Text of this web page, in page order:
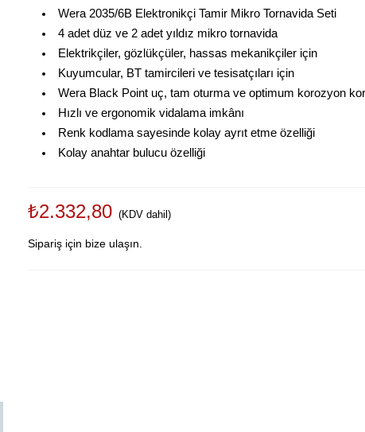
Wera 2035/6B Elektronikçi Tamir Mikro Tornavida Seti
4 adet düz ve 2 adet yıldız mikro tornavida
Elektrikçiler, gözlükçüler, hassas mekanikçiler için
Kuyumcular, BT tamircileri ve tesisatçıları için
Wera Black Point uç, tam oturma ve optimum korozyon
Hızlı ve ergonomik vidalama imkânı
Renk kodlama sayesinde kolay ayrıt etme özelliği
Kolay anahtar bulucu özelliği
₺2.332,80 (KDV dahil)
Sipariş için bize ulaşın.